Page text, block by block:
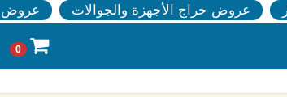
عروض حراج الأجهزة والجوالات عروض
0